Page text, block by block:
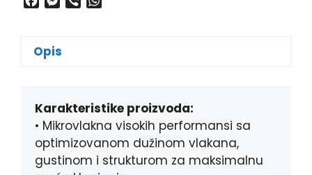
e
b
k
s
e
r
p
Opis
Karakteristike proizvoda:
• Mikrovlakna visokih performansi sa
optimizovanom dužinom vlakana,
gustinom i strukturom za maksimalnu